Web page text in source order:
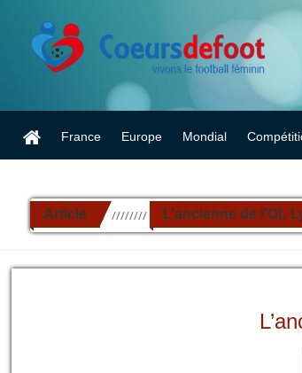
France Europe Mondial
Article ////////// L’ancienne de l’OL